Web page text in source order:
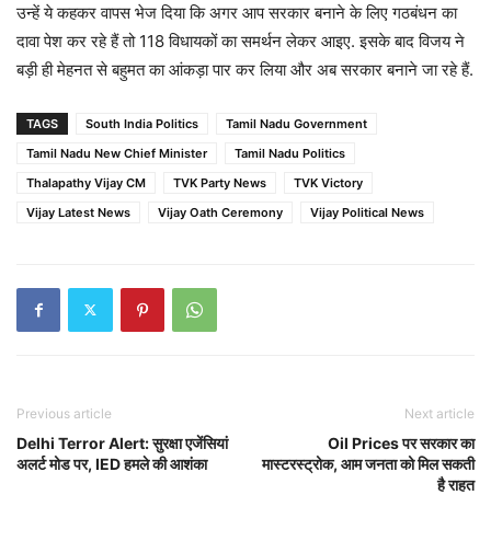
उन्हें ये कहकर वापस भेज दिया कि अगर आप सरकार बनाने के लिए गठबंधन का
दावा पेश कर रहे हैं तो 118 विधायकों का समर्थन लेकर आइए. इसके बाद विजय ने
बड़ी ही मेहनत से बहुमत का आंकड़ा पार कर लिया और अब सरकार बनाने जा रहे हैं.
TAGS South India Politics
Tamil Nadu Government
Tamil Nadu New Chief Minister
Tamil Nadu Politics
Thalapathy Vijay CM
TVK Party News
TVK Victory
Vijay Latest News
Vijay Oath Ceremony Vijay Political News
Previous article
Delhi Terror Alert: सुरक्षा एजेंसियां
अलर्ट मोड पर, IED हमले की आशंका
Next article
Oil Prices पर सरकार का
मास्टरस्ट्रोक, आम जनता को मिल सकती
है राहत